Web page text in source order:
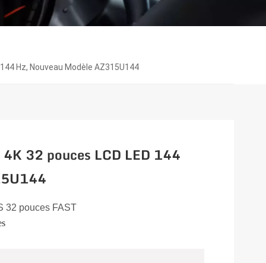
Hz, Nouveau Modèle AZ315U144
32 pouces LCD LED 144
32 pouces FAST